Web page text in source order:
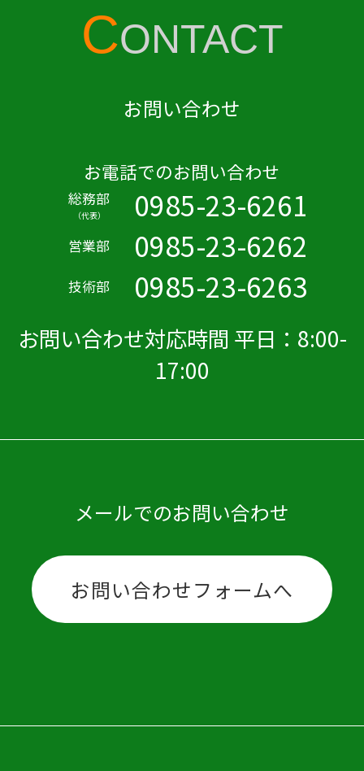
CONTACT
お問い合わせ
お電話でのお問い合わせ
総務部
（代表） 0985-23-6261
営業部 0985-23-6262
技術部 0985-23-6263
お問い合わせ対応時間 平日：8:00-
17:00
メールでのお問い合わせ
お問い合わせフォームへ